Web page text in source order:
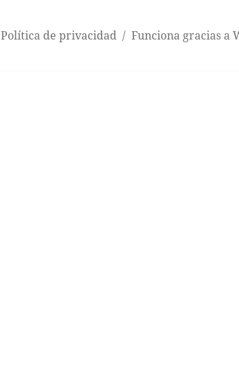
Política de privacidad Funciona gracias a